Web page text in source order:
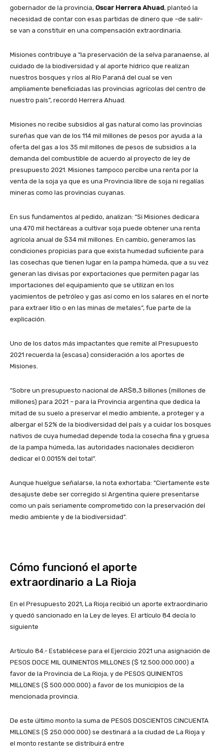
gobernador de la provincia, Oscar Herrera Ahuad, planteó la
necesidad de contar con esas partidas de dinero que –de salir-
se van a constituir en una compensación extraordinaria.
Misiones contribuye a “la preservación de la selva paranaense, al
cuidado de la biodiversidad y al aporte hídrico que realizan
nuestros bosques y ríos al Río Paraná del cual se ven
ampliamente beneficiadas las provincias agrícolas del centro de
nuestro país”, recordó Herrera Ahuad.
Misiones no recibe subsidios al gas natural como las provincias
sureñas que van de los 114 mil millones de pesos por ayuda a la
oferta del gas a los 35 mil millones de pesos de subsidios a la
demanda del combustible de acuerdo al proyecto de ley de
presupuesto 2021. Misiones tampoco percibe una renta por la
venta de la soja ya que es una Provincia libre de soja ni regalías
mineras como las provincias cuyanas.
En sus fundamentos al pedido, analizan: “Si Misiones dedicara
una 470 mil hectáreas a cultivar soja puede obtener una renta
agrícola anual de $34 mil millones. En cambio, generamos las
condiciones propicias para que exista humedad suficiente para
las cosechas que tienen lugar en la pampa húmeda, que a su vez
generan las divisas por exportaciones que permiten pagar las
importaciones del equipamiento que se utilizan en los
yacimientos de petróleo y gas así como en los salares en el norte
para extraer litio o en las minas de metales”, fue parte de la
explicación.
Uno de los datos más impactantes que remite al Presupuesto
2021 recuerda la (escasa) consideración a los aportes de
Misiones.
“Sobre un presupuesto nacional de AR$8,3 billones (millones de
millones) para 2021 – para la Provincia argentina que dedica la
mitad de su suelo a preservar el medio ambiente, a proteger y a
albergar el 52% de la biodiversidad del país y a cuidar los bosques
nativos de cuya humedad depende toda la cosecha fina y gruesa
de la pampa húmeda, las autoridades nacionales decidieron
dedicar el 0.0015% del total”.
Aunque huelgue señalarse, la nota exhortaba: “Ciertamente este
desajuste debe ser corregido si Argentina quiere presentarse
como un país seriamente comprometido con la preservación del
medio ambiente y de la biodiversidad”.
Cómo funcionó el aporte
extraordinario a La Rioja
En el Presupuesto 2021, La Rioja recibió un aporte extraordinario
y quedó sancionado en la Ley de leyes. El artículo 84 decía lo
siguiente
Artículo 84.- Establécese para el Ejercicio 2021 una asignación de
PESOS DOCE MIL QUINIENTOS MILLONES ($ 12.500.000.000) a
favor de la Provincia de La Rioja, y de PESOS QUINIENTOS
MILLONES ($ 500.000.000) a favor de los municipios de la
mencionada provincia.
De este último monto la suma de PESOS DOSCIENTOS CINCUENTA
MILLONES ($ 250.000.000) se destinará a la ciudad de La Rioja y
el monto restante se distribuirá entre